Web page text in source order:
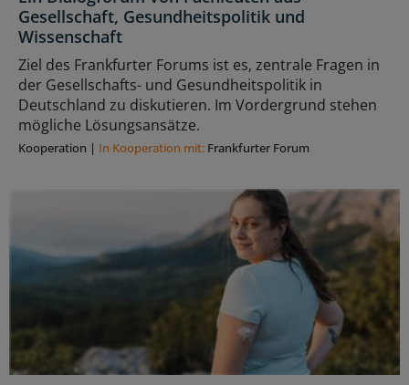
Gesellschaft, Gesundheitspolitik und
Wissenschaft
Ziel des Frankfurter Forums ist es, zentrale Fragen in
der Gesellschafts- und Gesundheitspolitik in
Deutschland zu diskutieren. Im Vordergrund stehen
mögliche Lösungsansätze.
Kooperation | In Kooperation mit: Frankfurter Forum